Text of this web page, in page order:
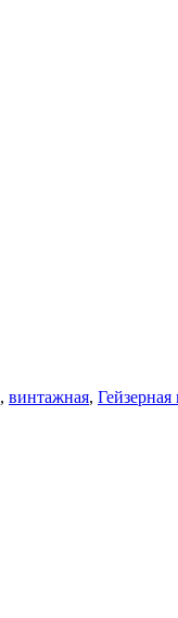
, винтажная, Гейзерная